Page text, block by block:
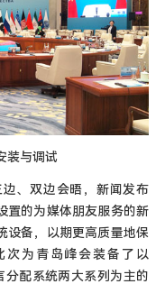
装与调试
、双边会晤，新闻发布
置的为媒体朋友服务的新
设备，以期更高质量地保
为青岛峰会装备了以
分配系统两大系列为主的